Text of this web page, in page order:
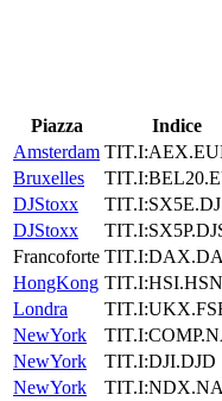
Piazza Indice
Amsterdam
Bruxelles
DJStoxx
DJStoxx
Francoforte
HongKong TIT.I:HSI.HSN
Londra
NewYork
NewYork
TIT.I:DJI.DJD
NewYork